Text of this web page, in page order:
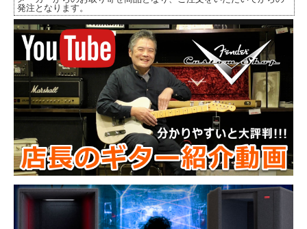
発注となります。